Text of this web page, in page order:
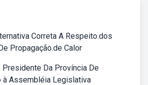
Correta A Respeito.dos
Propagação.de Calor
Presidente Da Província De
à Assembléia Legislativa